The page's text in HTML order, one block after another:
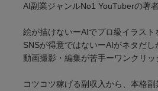
AI副業ジャンルNo1 YouTuberの著
絵が描けないーAIでプロ級イラスト
SNSが得意ではないーAIがネタだ
動画撮影・編集が苦手ーワンクリ
コツコツ稼げる副収入から、本格副